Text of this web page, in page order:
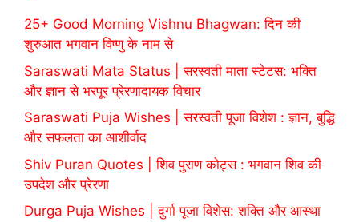
25+ Good Morning Vishnu Bhagwan: दिन की
शुरुआत भगवान विष्णु के नाम से
Saraswati Mata Status | सरस्वती माता स्टेटस: भक्ति
और ज्ञान से भरपूर प्रेरणादायक विचार
Saraswati Puja Wishes | सरस्वती पूजा विशेश : ज्ञान, बुद्धि
और सफलता का आशीर्वाद
Shiv Puran Quotes | शिव पुराण कोट्स : भगवान शिव की
उपदेश और प्रेरणा
Durga Puja Wishes | दुर्गा पूजा विशेस: शक्ति और आस्था